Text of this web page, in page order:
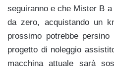
seguiranno e che Mister B
da zero, acquistando un
prossimo potrebbe persino
progetto di noleggio
macchina attuale sarà